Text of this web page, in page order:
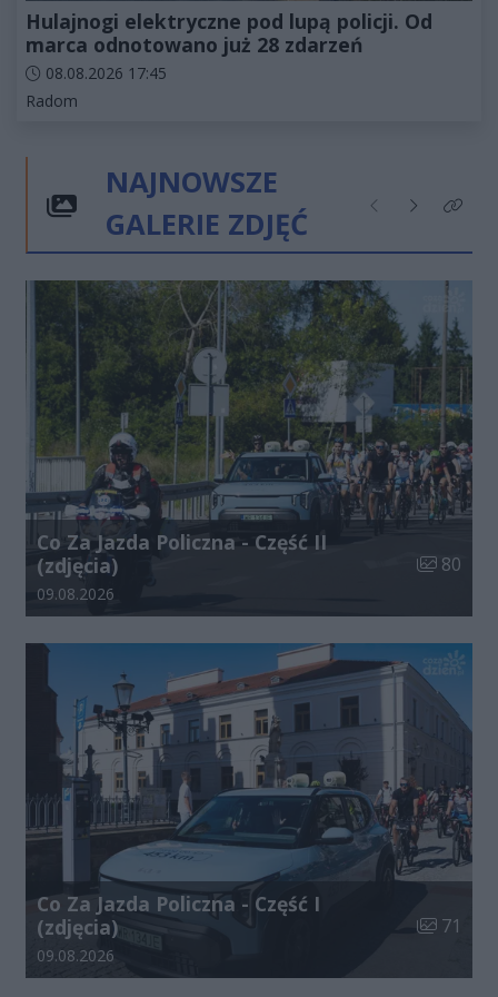
Hulajnogi elektryczne pod lupą policji. Od
marca odnotowano już 28 zdarzeń
Data dodania artykułu:
08.08.2026 17:45
Kategorie artykułu:
Radom
NAJNOWSZE
GALERIE ZDJĘĆ
Poprzednie
NastępneKliknij
Co Za Jazda Policzna - Część II
(zdjęcia)
Liczba
80
Data dodania galerii:
09.08.2026
Co Za Jazda Policzna - Część I
(zdjęcia)
Liczba
71
Data dodania galerii:
09.08.2026